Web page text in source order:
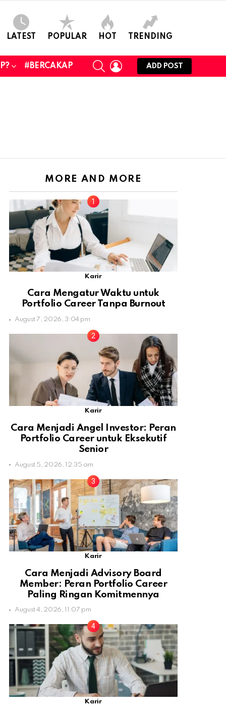
LATEST POPULAR HOT TRENDING
#BERCAKAP
SEARCHLOGIN
ADD POST
MORE AND MORE
Karir
Cara Mengatur Waktu untuk
Portfolio Career Tanpa Burnout
August 7, 2026, 3:04 pm
Karir
Cara Menjadi Angel Investor: Peran
Portfolio Career untuk Eksekutif
Senior
August 5, 2026, 12:35 am
Karir
Cara Menjadi Advisory Board
Member: Peran Portfolio Career
Paling Ringan Komitmennya
August 4, 2026, 11:07 pm
Karir